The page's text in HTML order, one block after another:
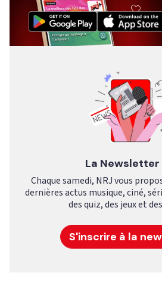
La Newsletter
Chaque samedi, NRJ vous
dernières actus musique, ciné,
des quiz, des jeux et
S'inscrire à la